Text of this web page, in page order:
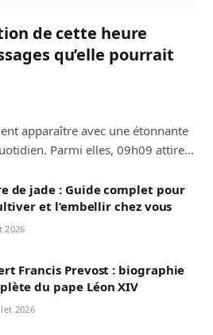
de cette heure
qu’elle pourrait
apparaître avec une étonnante
Parmi elles, 09h09 attire…
de jade : Guide complet pour
et l’embellir chez vous
2026
Francis Prevost : biographie
du pape Léon XIV
2026